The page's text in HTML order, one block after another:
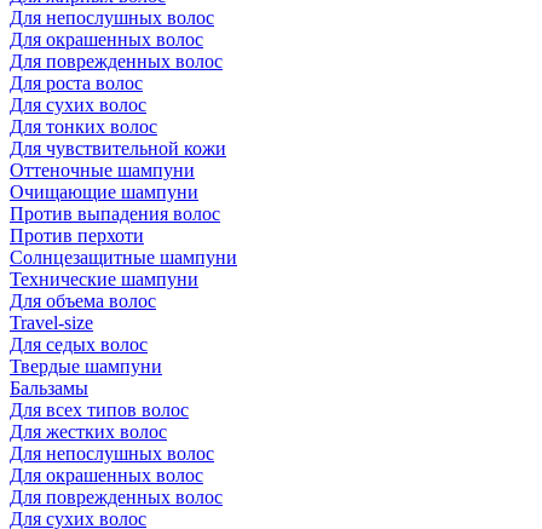
Для непослушных волос
Для окрашенных волос
Для поврежденных волос
Для роста волос
Для сухих волос
Для тонких волос
Для чувствительной кожи
Оттеночные шампуни
Очищающие шампуни
Против выпадения волос
Против перхоти
Солнцезащитные шампуни
Технические шампуни
Для объема волос
Travel-size
Для седых волос
Твердые шампуни
Бальзамы
Для всех типов волос
Для жестких волос
Для непослушных волос
Для окрашенных волос
Для поврежденных волос
Для сухих волос